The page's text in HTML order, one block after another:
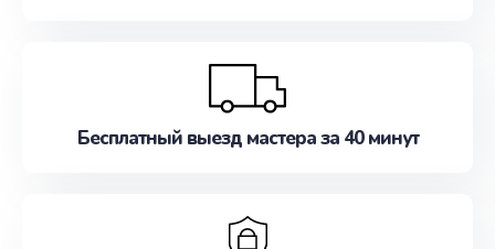
Бесплатный выезд мастера за 40 минут